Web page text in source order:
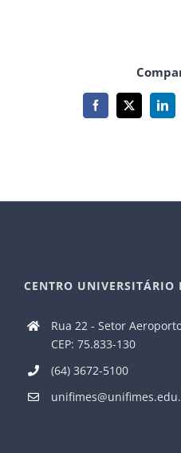
Facebook
X
CENTRO UNIVERSITÁRIO
Rua 22 - Setor
CEP: 75.833-130
(64) 3672-5100